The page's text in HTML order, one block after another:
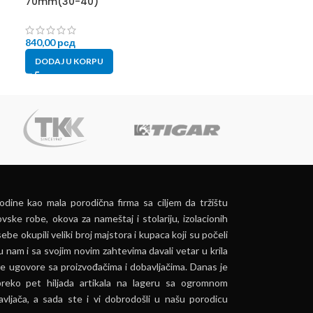
840,00рсд
DODAJ U KORPU
kao mala porodična firma sa ciljem da tržištu
robe, okova za nameštaj i stolariju, izolacionih
okupili veliki broj majstora i kupaca koji su počeli
i sa svojim novim zahtevima davali vetar u krila
sa proizvođačima i dobavljačima. Danas je
pet hiljada artikala na lageru sa ogromnom
a sada ste i vi dobrodošli u našu porodicu